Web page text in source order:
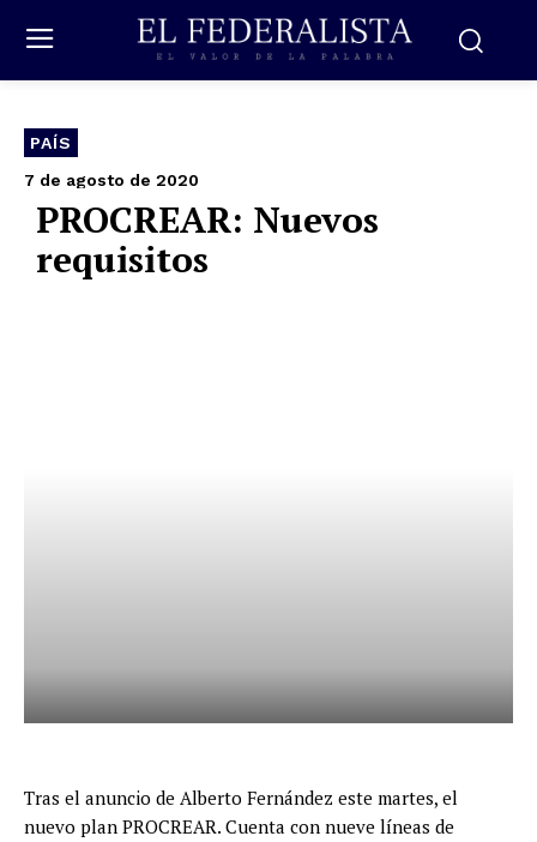
PAÍS
7 de agosto de 2020
PROCREAR: Nuevos
requisitos
Tras el anuncio de Alberto Fernández este martes, el
nuevo plan PROCREAR. Cuenta con nueve líneas de